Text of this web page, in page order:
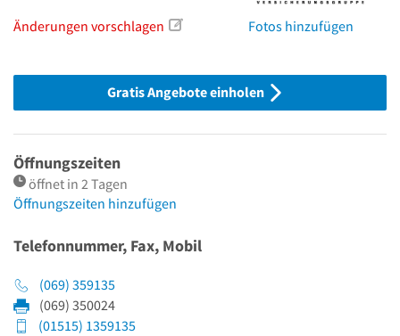
Änderungen vorschlagen
Fotos hinzufügen
Gratis Angebote einholen
Öffnungszeiten
öffnet in 2 Tagen
Öffnungszeiten hinzufügen
Telefonnummer, Fax, Mobil
(069) 359135
(069) 350024
(01515) 1359135